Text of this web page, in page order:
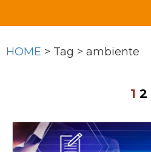
HOME > Tag > ambiente
1 2